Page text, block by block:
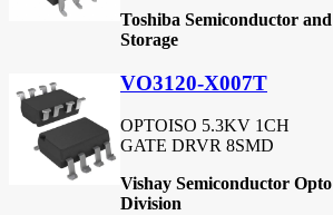
Toshiba Semiconductor and
Storage
VO3120-X007T
OPTOISO 5.3KV 1CH
GATE DRVR 8SMD
Vishay Semiconductor Opto
Division